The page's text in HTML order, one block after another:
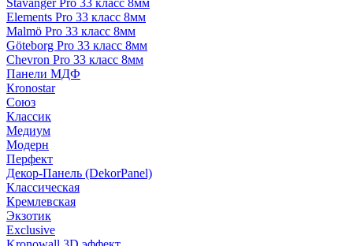
Stavanger Pro 33 класс 8мм
Elements Pro 33 класс 8мм
Malmö Pro 33 класс 8мм
Göteborg Pro 33 класс 8мм
Chevron Pro 33 класс 8мм
Панели МДФ
Кronostar
Союз
Классик
Медиум
Модерн
Перфект
Декор-Панель (DekorPanel)
Классическая
Кремлевская
Экзотик
Exclusive